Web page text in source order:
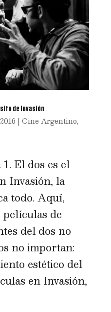
de Invasión
| Cine Argentino,
El dos es el
Invasión, la
todo. Aquí,
de
del dos no
no importan:
estético del
en Invasión,